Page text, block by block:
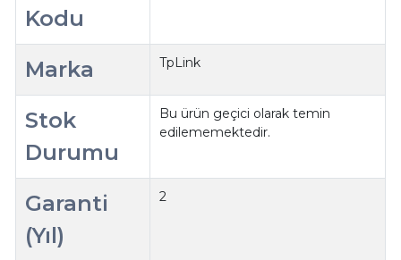
Kodu
Marka TpLink
Stok
Durumu
Bu ürün geçici olarak temin
edilememektedir.
Garanti
(Yıl)
2